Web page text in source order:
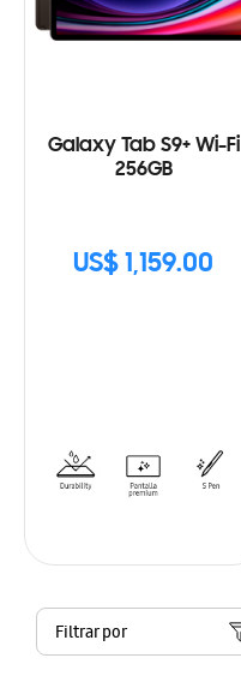
Galaxy Tab S9+ Wi-Fi
256GB
US$ 1,159.00
Filtrar por